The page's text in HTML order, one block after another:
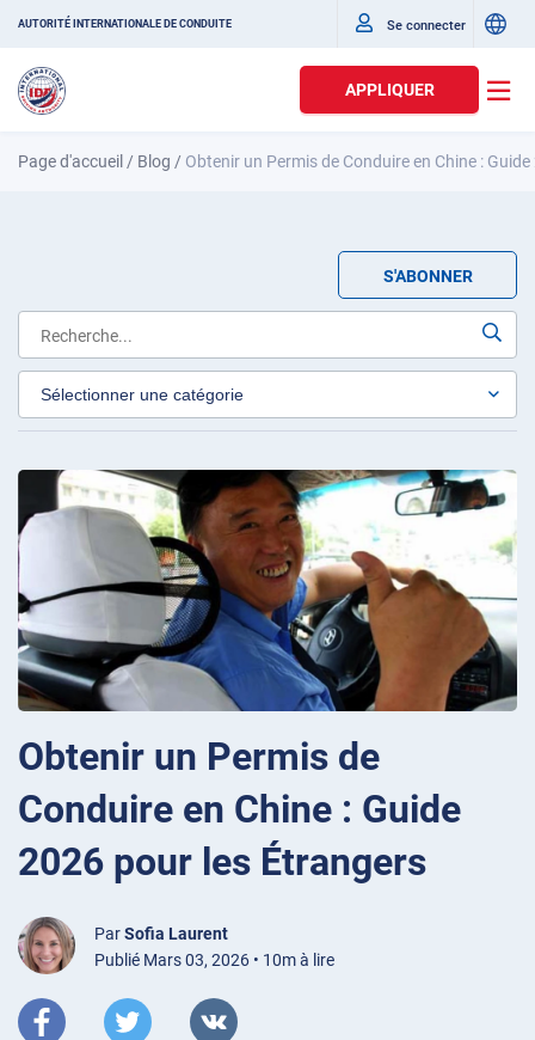
AUTORITÉ INTERNATIONALE DE CONDUITE Se connecter
APPLIQUER
Page d'accueil / Blog / Obtenir un Permis de Conduire en Chine :
S'ABONNER
Obtenir un Permis de
Conduire en Chine : Guide
2026 pour les Étrangers
ParSofia Laurent
Publié Mars 03, 2026 • 10m à lire